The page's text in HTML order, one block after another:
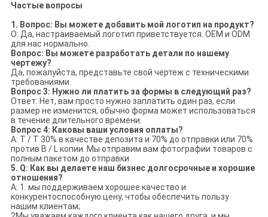
Частые вопросы
1. Вопрос: Вы можете добавить мой логотип на продукт?
О: Да, настраиваемый логотип приветствуется. OEM и ODM
для нас нормально.
Вопрос: Вы можете разработать детали по нашему
чертежу?
Да, пожалуйста, представьте свой чертеж с техническими
требованиями.
Вопрос 3: Нужно ли платить за формы в следующий раз?
Ответ: Нет, вам просто нужно заплатить один раз, если
размер не изменится, обычно форма может использоваться
в течение длительного времени.
Вопрос 4: Каковы ваши условия оплаты?
A: T / T 30% в качестве депозита и 70% до отправки или 70%
против B / L копии. Мы отправим вам фотографии товаров с
полным пакетом до отправки
5. Q: Как вы делаете наш бизнес долгосрочные и хорошие
отношения?
A: 1. мы поддерживаем хорошее качество и
конкурентоспособную цену, чтобы обеспечить пользу
нашим клиентам;